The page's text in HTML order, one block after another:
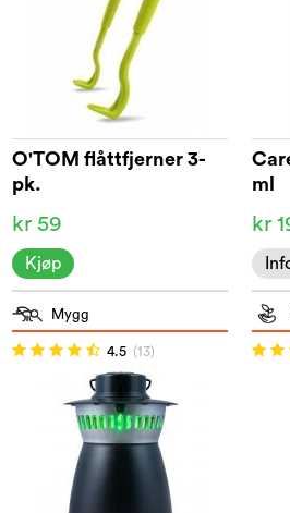
O'TOM flåttfjerner 3-
pk.
kr 59
Kjøp
ml
kr
Mygg
4.5 (13)